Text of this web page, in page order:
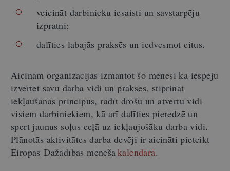
veicināt darbinieku iesaisti un savstarpēju
izpratni;
dalīties labajās praksēs un iedvesmot citus.
Aicinām organizācijas izmantot šo mēnesi kā iespēju
izvērtēt savu darba vidi un prakses, stiprināt
iekļaušanas principus, radīt drošu un atvērtu vidi
visiem darbiniekiem, kā arī dalīties pieredzē un
spert jaunus soļus ceļā uz iekļaujošāku darba vidi.
Plānotās aktivitātes darba devēji ir aicināti pieteikt
Eiropas Dažādības mēnešakalendārā.